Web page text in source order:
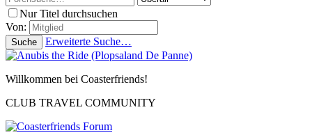
Nur Titel durchsuchen
Von:
Suche Erweiterte Suche…
Willkommen bei Coasterfriends!
CLUB TRAVEL COMMUNITY